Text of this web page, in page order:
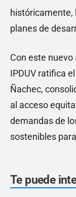
históricamente,
planes de
Con este nuevo
IPDUV ratifica
Ñachec,
al acceso
demandas de
sostenibles
Te puede